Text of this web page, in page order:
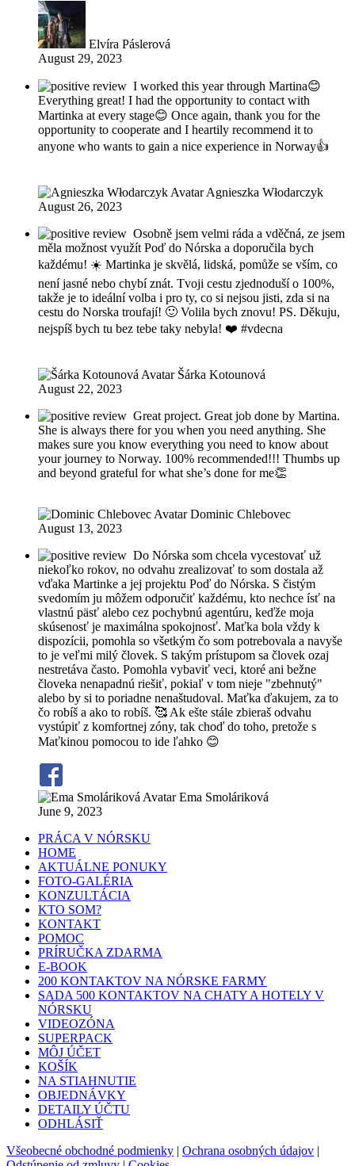
Elvíra Páslerová
August 29, 2023
I worked this year through Martina😊
Everything great! I had the opportunity to contact with
Martinka at every stage😊 Once again, thank you for the
opportunity to cooperate and I heartily recommend it to
anyone who wants to gain a nice experience in Norway👍
Agnieszka Włodarczyk
August 26, 2023
Osobně jsem velmi ráda a vděčná, ze jsem
měla možnost využít Poď do Nórska a doporučila bych
každému! ☀️ Martinka je skvělá, lidská, pomůže se vším, co
není jasné nebo chybí znát. Tvoji cestu zjednoduší o 100%,
takže je to ideální volba i pro ty, co si nejsou jisti, zda si na
cestu do Norska troufají! 🙂 Volila bych znovu! PS. Děkuju,
nejspíš bych tu bez tebe taky nebyla! ❤️ #vdecna
Šárka Kotounová
August 22, 2023
Great project. Great job done by Martina.
She is always there for you when you need anything. She
makes sure you know everything you need to know about
your journey to Norway. 100% recommended!!! Thumbs up
and beyond grateful for what she’s done for me👏
Dominic Chlebovec
August 13, 2023
Do Nórska som chcela vycestovať už
niekoľko rokov, no odvahu zrealizovať to som dostala až
vďaka Martinke a jej projektu Poď do Nórska. S čistým
svedomím ju môžem odporučiť každému, kto nechce ísť na
vlastnú päsť alebo cez pochybnú agentúru, keďže moja
skúsenosť je maximálna spokojnosť. Maťka bola vždy k
dispozícii, pomohla so všetkým čo som potrebovala a navyše
to je veľmi milý človek. S takým prístupom sa človek ozaj
nestretáva často. Pomohla vybaviť veci, ktoré ani bežne
človeka nenapadnú riešiť, pokiaľ v tom nieje "zbehnutý"
alebo by si to poriadne nenaštudoval. Maťka ďakujem, za to
čo robíš a ako to robíš. 🥰 Ak ešte stále zbieraš odvahu
vystúpiť z komfortnej zóny, tak choď do toho, pretože s
Maťkinou pomocou to ide ľahko 😊
Ema Smoláriková
June 9, 2023
PRÁCA V NÓRSKU
HOME
AKTUÁLNE PONUKY
FOTO-GALÉRIA
KONZULTÁCIA
KTO SOM?
KONTAKT
POMOC
PRÍRUČKA ZDARMA
E-BOOK
200 KONTAKTOV NA NÓRSKE FARMY
SADA 500 KONTAKTOV NA CHATY A HOTELY V
NÓRSKU
VIDEOZÓNA
SUPERPACK
MÔJ ÚČET
KOŠÍK
NA STIAHNUTIE
OBJEDNÁVKY
DETAILY ÚČTU
ODHLÁSIŤ
Všeobecné obchodné podmienky | Ochrana osobných údajov |